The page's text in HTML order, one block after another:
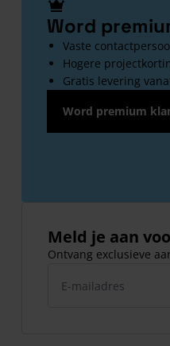
Word
Vaste
Hogere
Gratis levering
Word premium
Meld je aan
Ontvang exclusieve